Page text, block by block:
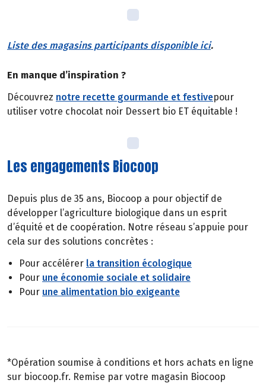
Liste des magasins participants disponible ici.
En manque d’inspiration ?
Découvrez notre recette gourmande et festivepour
utiliser votre chocolat noir Dessert bio ET équitable !
Les engagements Biocoop
Depuis plus de 35 ans, Biocoop a pour objectif de
développer l’agriculture biologique dans un esprit
d’équité et de coopération. Notre réseau s’appuie pour
cela sur des solutions concrètes :
Pour accélérer la transition écologique
Pour une économie sociale et solidaire
Pour une alimentation bio exigeante
*Opération soumise à conditions et hors achats en ligne
sur biocoop.fr. Remise par votre magasin Biocoop